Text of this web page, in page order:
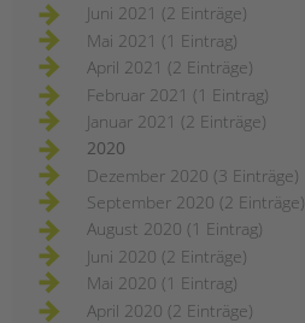
Juni 2021 (2 Einträge)
Mai 2021 (1 Eintrag)
April 2021 (2 Einträge)
Februar 2021 (1 Eintrag)
Januar 2021 (2 Einträge)
2020
Dezember 2020 (3 Einträge)
September 2020 (2 Einträge)
August 2020 (1 Eintrag)
Juni 2020 (2 Einträge)
Mai 2020 (1 Eintrag)
April 2020 (2 Einträge)